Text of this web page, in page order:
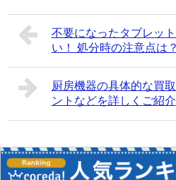
品。
売りたいけれど大量にある
どのようなお店に売ればい
確かに、街中のリサイクルショ
ス用品買取強化中！」という看
ブルを避けるためにも良い業者
はどんな業者に事務用品の買取
うか？ 3つのポイントをご紹介
しっかり見積もりを
事務用品の買取業者を探す時に
てくれる業者を選びましょう。
不要になったタブレッ
い！ 処分時の注意点は？
厨房機器の具体的な買
ントなどを詳しくご紹介
Copyright© 簡単片付け情報局